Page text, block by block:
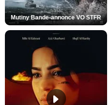
Mutiny Bande-annonce VO STFR